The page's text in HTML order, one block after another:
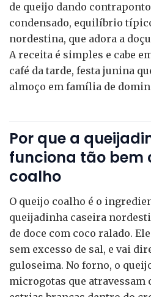
de queijo dando
condensado, equilíbrio
nordestina, que adora a
A receita é simples e cabe
café da tarde, festa junina
almoço em família de
Por que a
funciona tão bem
coalho
O queijo coalho é o
queijadinha caseira
de doce com coco ralado.
sem excesso de sal, e vai
guloseima. No forno, o
microgotas que atravessam